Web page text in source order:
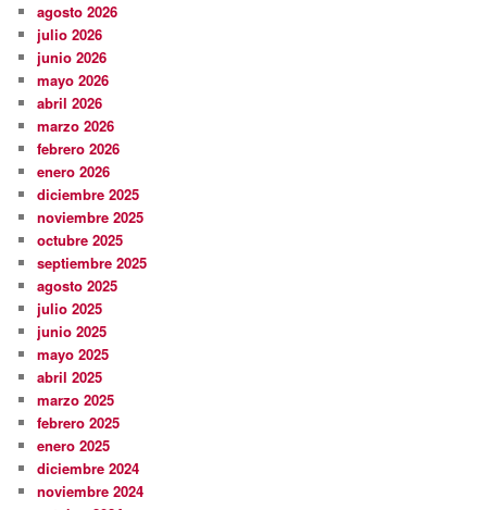
agosto 2026
julio 2026
junio 2026
mayo 2026
abril 2026
marzo 2026
febrero 2026
enero 2026
diciembre 2025
noviembre 2025
octubre 2025
septiembre 2025
agosto 2025
julio 2025
junio 2025
mayo 2025
abril 2025
marzo 2025
febrero 2025
enero 2025
diciembre 2024
noviembre 2024